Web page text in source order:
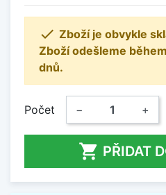
 Zboží je obvykle
Zboží odešleme
dnů.
Počet − +
 PŘIDAT